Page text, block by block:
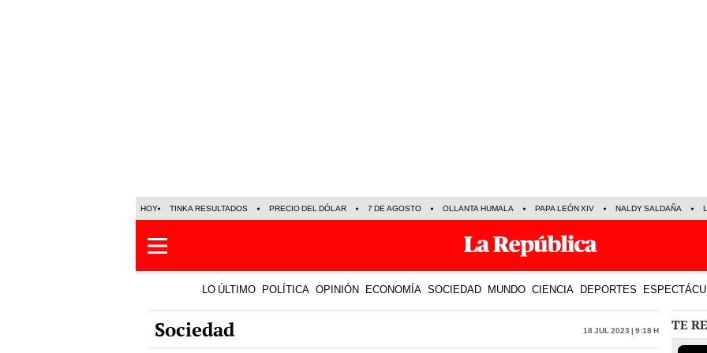
HOY TINKA RESULTADOS PRECIO DEL DÓLAR 7 DE AGOSTO OLLANTA HUMALA PAPA LEÓN XIV NALDY SALDAÑA
LO ÚLTIMO POLÍTICA OPINIÓN ECONOMÍA SOCIEDAD MUNDO CIENCIA DEPORTES
Sociedad 18 Jul 2023 | 9:18 h TE